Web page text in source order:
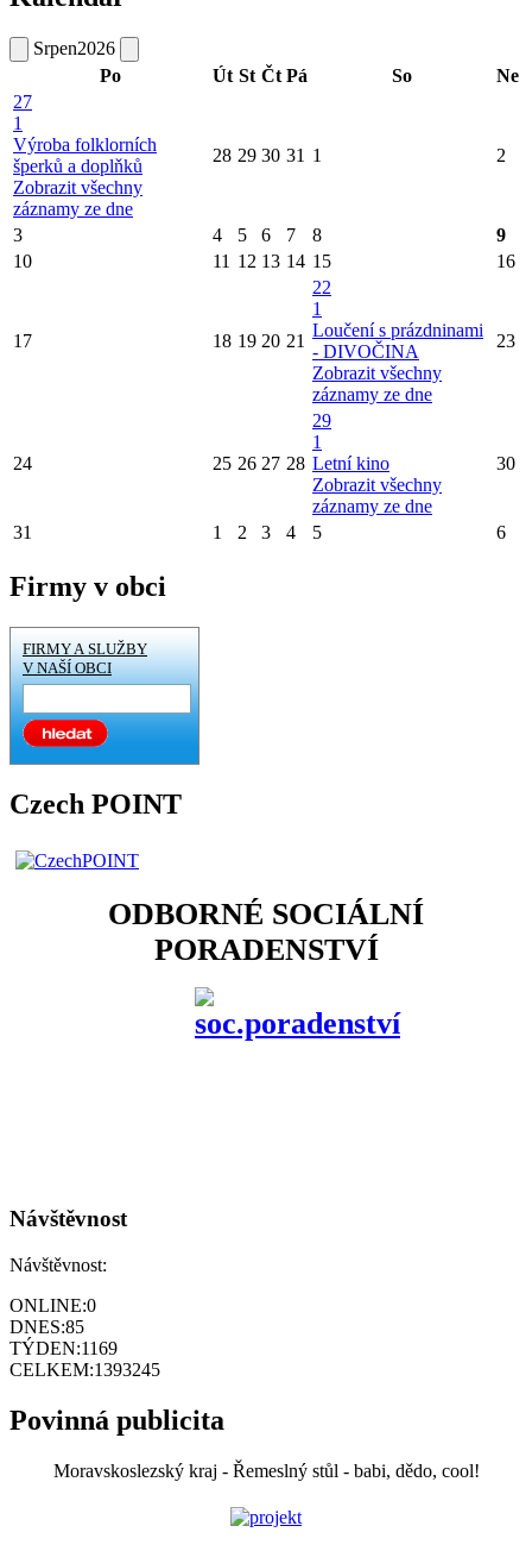
Srpen2026
Po
Út St Čt Pá So
Ne
27
1
Výroba folklorních
šperků a doplňků
Zobrazit všechny
záznamy ze dne
28 29 30 31 1 2
3 4 5 6 7 8
9
10
11 12 13 14 15 16
17 18 19 20 21
22
1
Loučení s prázdninami
- DIVOČINA
Zobrazit všechny
záznamy ze dne
23
24 25 26 27 28
29
1
Letní kino
Zobrazit všechny
záznamy ze dne
30
31 1 2 3 4 5 6
Firmy v obci
FIRMY A SLUŽBY
V NAŠÍ OBCI
Czech POINT
ODBORNÉ SOCIÁLNÍ
PORADENSTVÍ
Návštěvnost
Návštěvnost:
ONLINE:0
DNES:85
TÝDEN:1169
CELKEM:1393245
Povinná publicita
Moravskoslezský kraj - Řemeslný stůl - babi, dědo, cool!